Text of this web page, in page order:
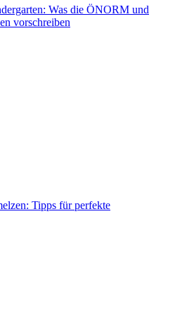
Was die ÖNORM und
vorschreiben
Tipps für perfekte